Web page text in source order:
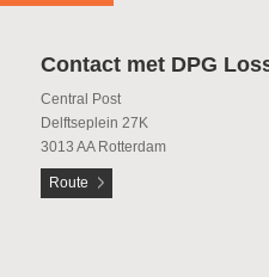
Contact met DPG
Central Post
Delftseplein 27K
3013 AA Rotterdam
Route